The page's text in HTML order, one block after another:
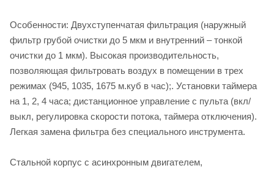
Особенности: Двухступенчатая фильтрация (наружный
фильтр грубой очистки до 5 мкм и внутренний – тонкой
очистки до 1 мкм). Высокая производительность,
позволяющая фильтровать воздух в помещении в трех
режимах (945, 1035, 1675 м.куб в час);. Установки таймера
на 1, 2, 4 часа; дистанционное управление с пульта (вкл/
выкл, регулировка скорости потока, таймера отключения).
Легкая замена фильтра без специального инструмента.
Стальной корпус с асинхронным двигателем,